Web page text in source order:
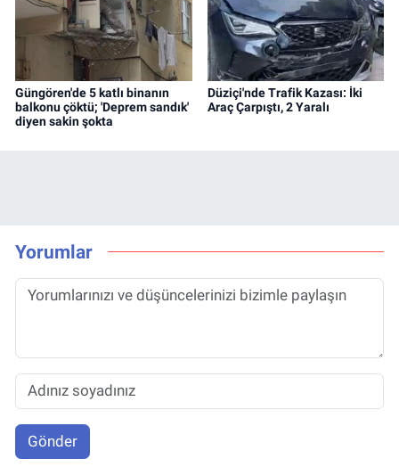
Güngören'de 5 katlı binanın
balkonu çöktü; 'Deprem sandık'
diyen sakin şokta
Düziçi'nde Trafik Kazası: İki
Araç Çarpıştı, 2 Yaralı
Yorumlar
Gönder